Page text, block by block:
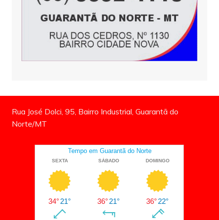
Rua José Dolci, 95, Bairro Industrial, Guarantã do
Norte/MT